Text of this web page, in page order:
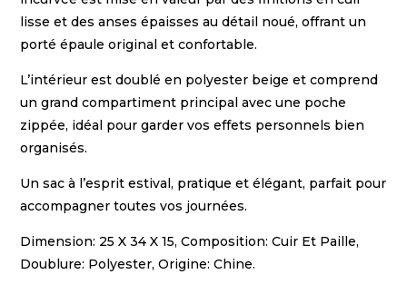
lisse et des anses épaisses au détail noué, offrant un
porté épaule original et confortable.
L’intérieur est doublé en polyester beige et comprend
un grand compartiment principal avec une poche
zippée, idéal pour garder vos effets personnels bien
organisés.
Un sac à l’esprit estival, pratique et élégant, parfait pour
accompagner toutes vos journées.
Dimension: 25 X 34 X 15, Composition: Cuir Et Paille,
Doublure: Polyester, Origine: Chine.